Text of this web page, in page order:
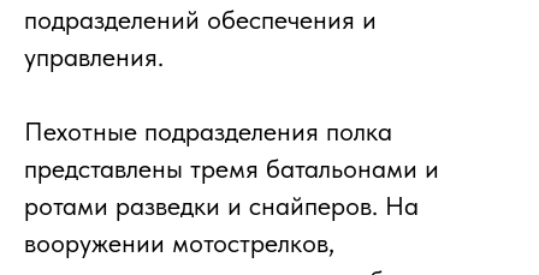
подразделений обеспечения и
управления.
Пехотные подразделения полка
представлены тремя батальонами и
ротами разведки и снайперов. На
вооружении мотострелков,